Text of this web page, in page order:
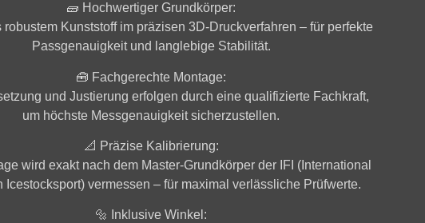
🧱 Hochwertiger Grundkörper:
robustem Kunststoffim präzisen 3D-Druckverfahren – für perfekte
Passgenauigkeit und langlebige Stabilität.
🧰 Fachgerechte Montage:
und Justierung erfolgen durch einequalifizierte Fachkraft,
um höchste Messgenauigkeit sicherzustellen.
📐 Präzise Kalibrierung:
wird exakt nach dem Master-Grundkörper der IFI (International
Icestocksport)vermessen – für maximal verlässliche Prüfwerte.
🔩
Inklusive Winkel: